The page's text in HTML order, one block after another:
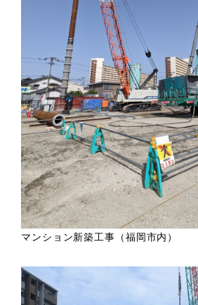
マンション新築工事（福岡市内）